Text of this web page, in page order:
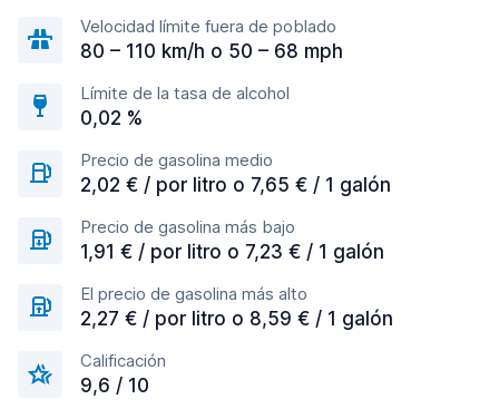
Velocidad límite fuera de poblado
80 – 110 km/h o 50 – 68 mph
Límite de la tasa de alcohol
0,02 %
Precio de gasolina medio
2,02 € / por litro o 7,65 € / 1 galón
Precio de gasolina más bajo
1,91 € / por litro o 7,23 € / 1 galón
El precio de gasolina más alto
2,27 € / por litro o 8,59 € / 1 galón
Calificación
9,6 / 10